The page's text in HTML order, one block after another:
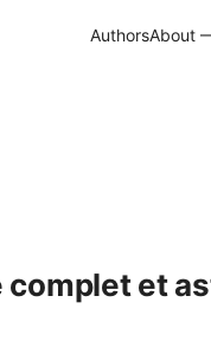
AuthorsAbout
et